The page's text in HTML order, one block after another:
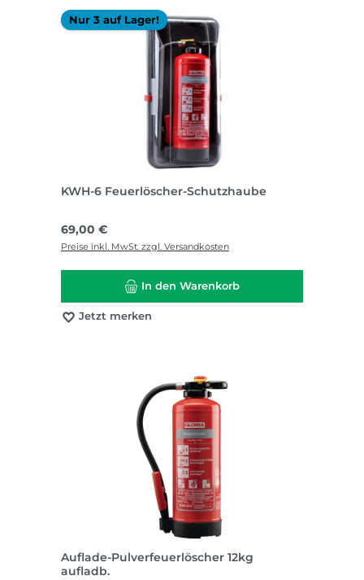
Nur 3 auf Lager!
KWH-6 Feuerlöscher-Schutzhaube
Regulärer Preis:
69,00 €
Preise inkl. MwSt. zzgl. Versandkosten
In den Warenkorb
Jetzt merken
Auflade-Pulverfeuerlöscher 12kg
aufladb.